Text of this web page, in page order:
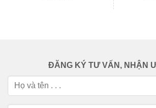
ĐĂNG KÝ TƯ VẤN, NHẬN